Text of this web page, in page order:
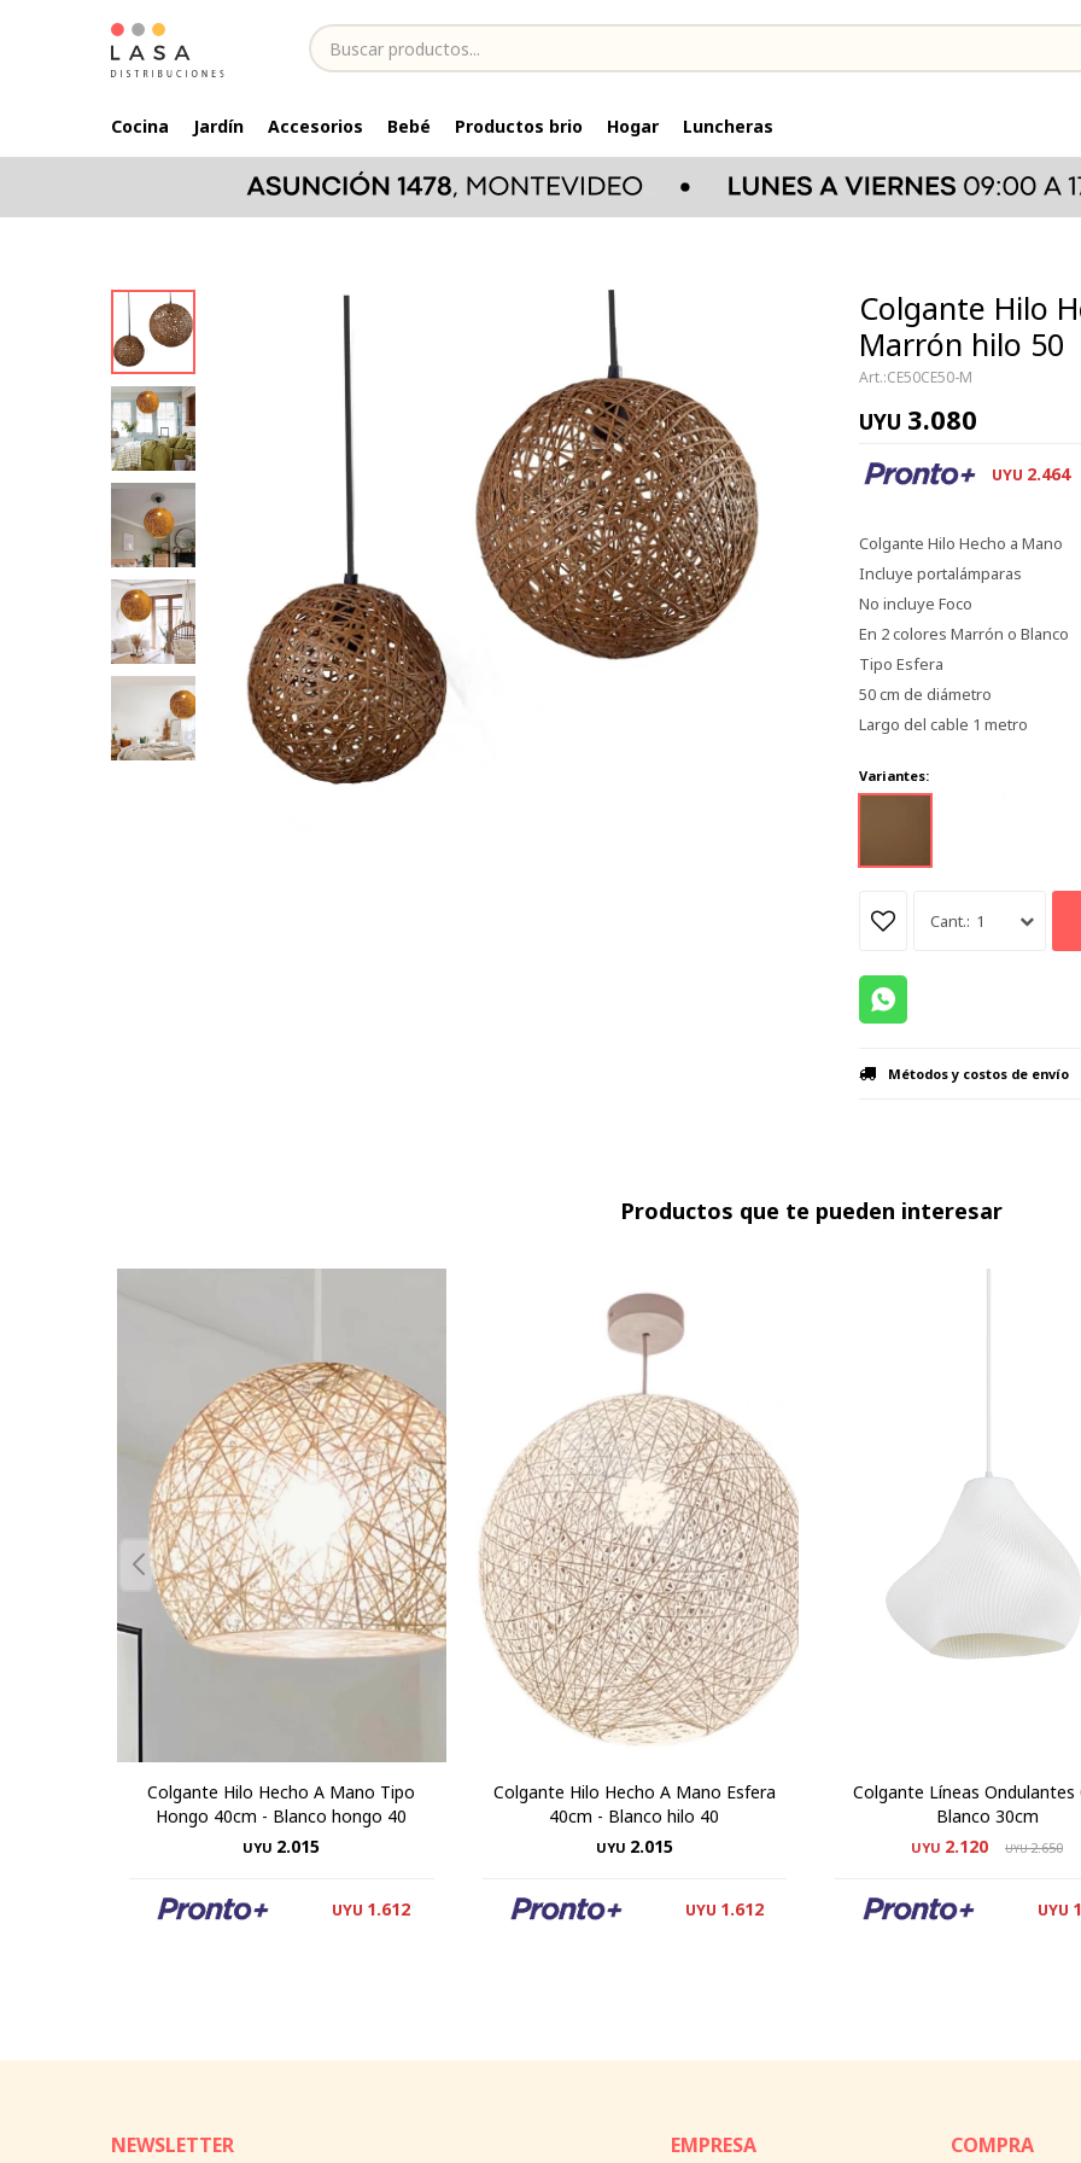
Cocina Jardín Accesorios Bebé Productos brio Hogar Luncheras
Colgante Hilo
Marrón hilo 50
CE50CE50-M
UYU 3.080
UYU 2.464
Colgante Hilo Hecho a Mano
Incluye portalámparas
No incluye Foco
En 2 colores Marrón o Blanco
Tipo Esfera
50 cm de diámetro
Largo del cable 1 metro
Variantes:
1
Métodos y costos de envío
Productos que te pueden interesar
Colgante Hilo Hecho A Mano Tipo
Hongo 40cm - Blanco hongo 40
UYU 2.015
UYU 1.612
Colgante Hilo Hecho A Mano Esfera
40cm - Blanco hilo 40
UYU 2.015
UYU 1.612
Colgante Líneas Ondulantes
Blanco 30cm
UYU 2.120 UYU2.650
UYU
EMPRESA COMPRA
NEWSLETTER